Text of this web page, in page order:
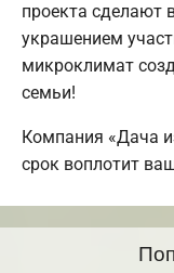
проекта
украшением
микроклимат
семьи!
Компания «Дача
срок воплотит